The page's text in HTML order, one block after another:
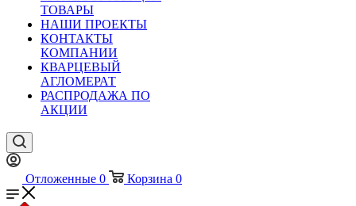
ТОВАРЫ
НАШИ ПРОЕКТЫ
КОНТАКТЫ
КОМПАНИИ
КВАРЦЕВЫЙ
АГЛОМЕРАТ
РАСПРОДАЖА ПО
АКЦИИ
Отложенные 0 Корзина 0